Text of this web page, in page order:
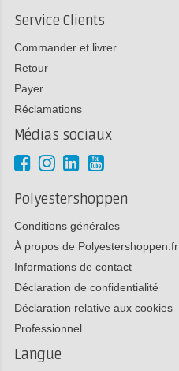
Service Clients
Commander et livrer
Retour
Payer
Réclamations
Médias sociaux
Polyestershoppen
Conditions générales
À propos de Polyestershoppen.fr
Informations de contact
Déclaration de confidentialité
Déclaration relative aux cookies
Professionnel
Langue